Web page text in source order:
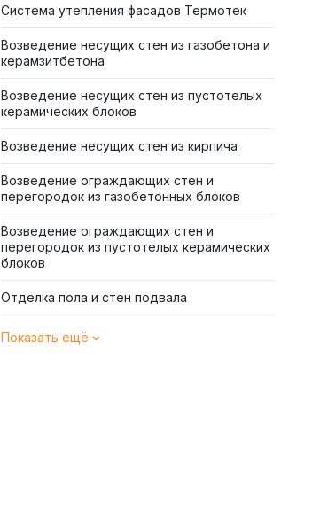
Система утепления фасадов Термотек
Возведение несущих стен из газобетона и
керамзитбетона
Возведение несущих стен из пустотелых
керамических блоков
Возведение несущих стен из кирпича
Возведение ограждающих стен и
перегородок из газобетонных блоков
Возведение ограждающих стен и
перегородок из пустотелых керамических
блоков
Отделка пола и стен подвала
Показать ещё